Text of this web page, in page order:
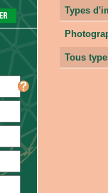
Types
Tous